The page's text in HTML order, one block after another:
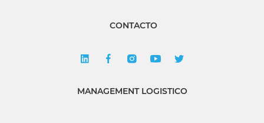
CONTACTO
MANAGEMENT LOGISTICO